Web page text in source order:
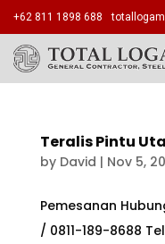
+62 811 1898 688
Teralis Pintu
by David | Nov 5,
Pemesanan
/ 0811-189-8688